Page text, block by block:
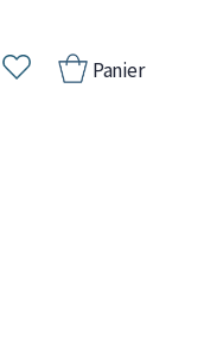
Panier